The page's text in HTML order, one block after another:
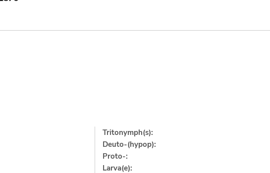
Tritonymph(s):
Deuto-(hypop):
Proto-:
Larva(e):